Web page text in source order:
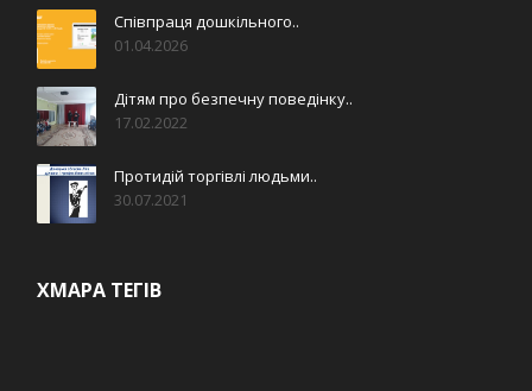
Співпраця дошкільного..
01.04.2026
Дітям про безпечну поведінку..
17.02.2022
Протидій торгівлі людьми..
30.07.2021
ХМАРА ТЕГІВ